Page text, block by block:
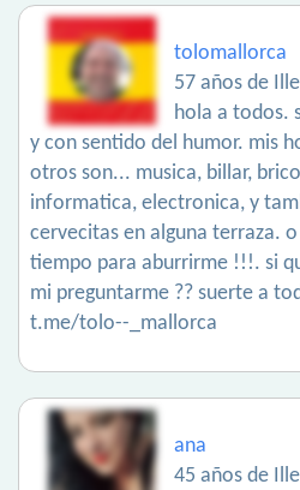
tolomallorca
57 años de
hola a todos.
y con sentido del humor. mis
otros son... musica, billar,
informatica, electronica, y
cervecitas en alguna terraza.
tiempo para aburrirme !!!. si
mi preguntarme ?? suerte a
t.me/tolo--_mallorca
ana
45 años de